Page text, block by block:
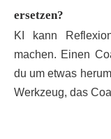
ersetzen?
KI kann
machen. Einen
du um etwas
Werkzeug, das